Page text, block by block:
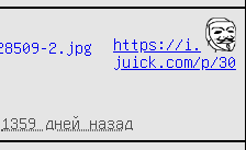
https://i.
juick.com/p/30
1359 дней назад